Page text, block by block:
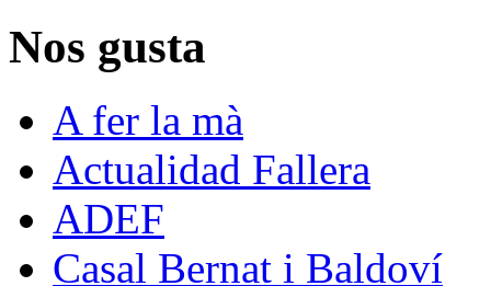
Nos gusta
A fer la mà
Actualidad Fallera
ADEF
Casal Bernat i Baldoví